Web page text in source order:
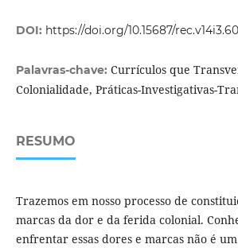
DOI: https://doi.org/10.15687/
Palavras-chave: Currículos que
Colonialidade, Práticas-Investigativas-
RESUMO
Trazemos em nosso processo de
marcas da dor e da ferida colonial.
enfrentar essas dores e marcas não é